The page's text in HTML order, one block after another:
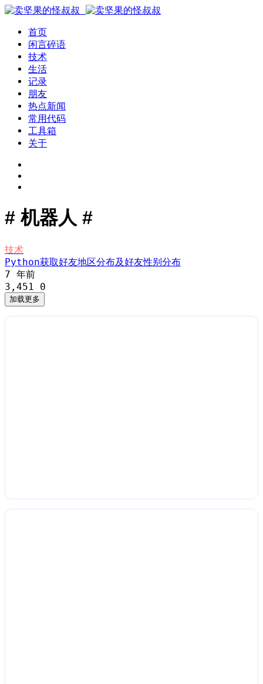
首页
闲言碎语
技术
生活
记录
朋友
热点新闻
常用代码
工具箱
关于
# 机器人 #
技术
Python获取好友地区分布及好友性别分布
7 年前
3,451 0
加载更多